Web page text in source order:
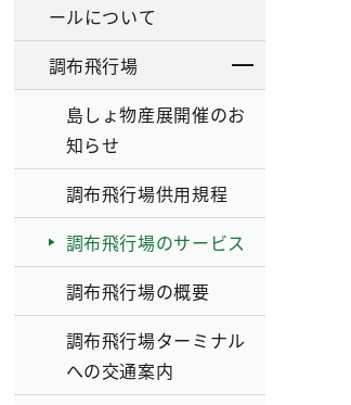
ールについて
調布飛行場
島しょ物産展開催のお
知らせ
調布飛行場供用規程
調布飛行場のサービス
調布飛行場の概要
調布飛行場ターミナル
への交通案内